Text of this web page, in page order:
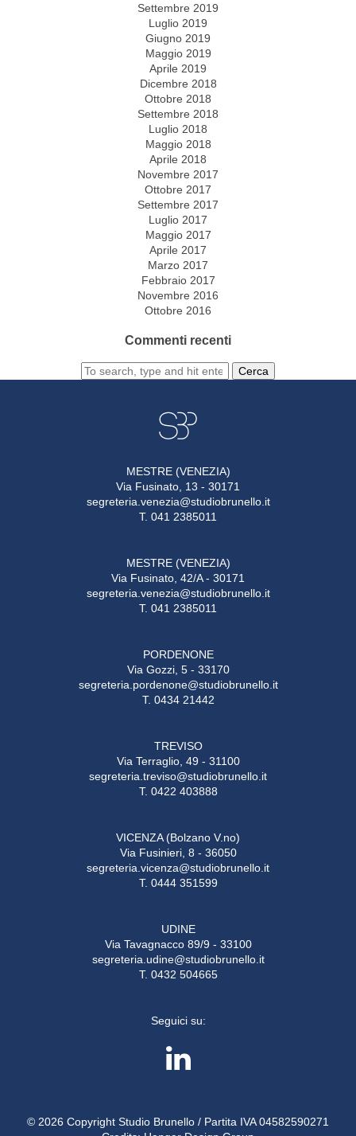
Settembre 2019
Luglio 2019
Giugno 2019
Maggio 2019
Aprile 2019
Dicembre 2018
Ottobre 2018
Settembre 2018
Luglio 2018
Maggio 2018
Aprile 2018
Novembre 2017
Ottobre 2017
Settembre 2017
Luglio 2017
Maggio 2017
Aprile 2017
Marzo 2017
Febbraio 2017
Novembre 2016
Ottobre 2016
Commenti recenti
Cerca
MESTRE (VENEZIA)
Via Fusinato, 13 - 30171
segreteria.venezia@studiobrunello.it
T. 041 2385011
MESTRE (VENEZIA)
Via Fusinato, 42/A - 30171
segreteria.venezia@studiobrunello.it
T. 041 2385011
PORDENONE
Via Gozzi, 5 - 33170
segreteria.pordenone@studiobrunello.it
T. 0434 21442
TREVISO
Via Terraglio, 49 - 31100
segreteria.treviso@studiobrunello.it
T. 0422 403888
VICENZA (Bolzano V.no)
Via Fusinieri, 8 - 36050
segreteria.vicenza@studiobrunello.it
T. 0444 351599
UDINE
Via Tavagnacco 89/9 - 33100
segreteria.udine@studiobrunello.it
T. 0432 504665
Seguici su:
© 2026 Copyright Studio Brunello / Partita IVA 04582590271